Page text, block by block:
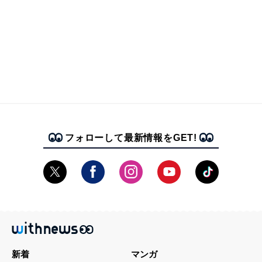
フォローして最新情報をGET!
新着 マンガ